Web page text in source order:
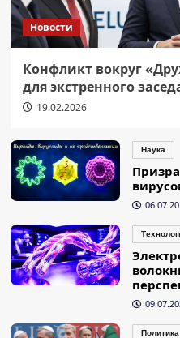
Новости
Конфликт вокруг
для экстренного
19.02.2026
Наука
Политика